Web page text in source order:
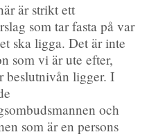
är strikt ett
som tar fasta på var
ska ligga. Det är inte
som vi är ute efter,
beslutnivån ligger. I
och
som är en persons